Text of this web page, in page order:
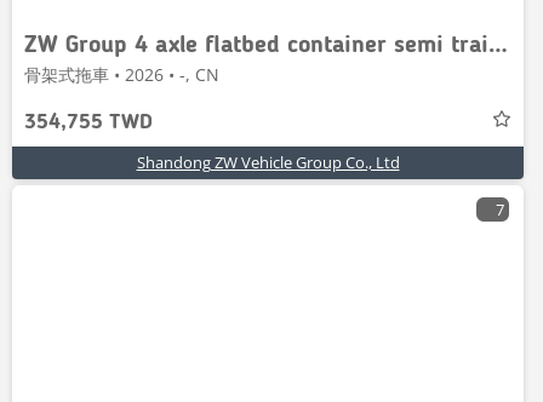
ZW Group 4 axle flatbed container semi trailer
骨架式拖車 • 2026 • -, CN
354,755 TWD
Shandong ZW Vehicle Group Co., Ltd
7